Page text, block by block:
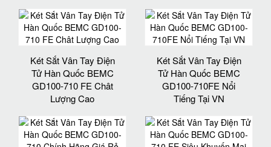
Két Sắt Vân Tay Điện
Tử Hàn Quốc BEMC
GD100-710 FE Chât
Lượng Cao
Két Sắt Vân Tay Điện
Tử Hàn Quốc BEMC
GD100-710FE Nổi
Tiếng Tại VN